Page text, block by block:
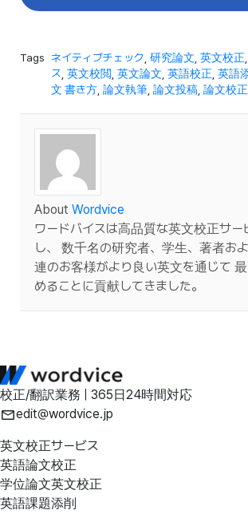
Tags ネイティブチェック 研究論文 英文校正
ス 英文校閲 英文論文 英語校正 英語
文 書き方 論文執筆 論文投稿 論文校正
About Wordvice
ワードバイスは高品質な英文校正サー
し、 数千名の研究者、学生、著者お
連のお客様がより良い英文を通じて
めることに貢献してきました。
校正/翻訳業務 | 365日24時間対応
edit@wordvice.jp
英文校正サービス
英語論文校正
学位論文英文校正
英語課題添削